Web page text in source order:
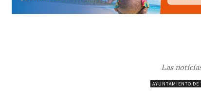
Las
AYUNTAMIENTO DE